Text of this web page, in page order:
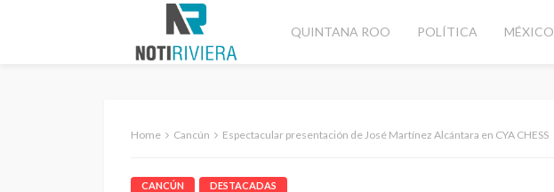
QUINTANA ROO POLÍTICA MÉXICO
Home Cancún Espectacular presentación de José Martínez Alcántara en CYA CHESS
CANCÚN DESTACADAS